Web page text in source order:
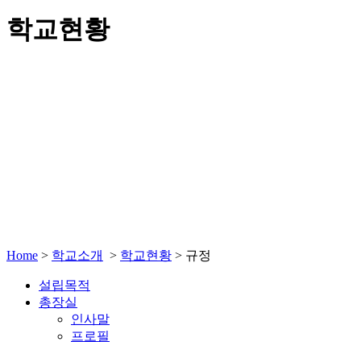
학교현황
Home > 학교소개 > 학교현황 > 규정
설립목적
총장실
인사말
프로필